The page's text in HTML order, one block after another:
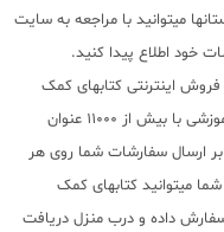
میتوانید با مراجعه به سایت
خود اطلاع پیدا کنید.
اینترنتی کتابهای کمک
آموزشی و نماینده مستقیم ناشران معتبر کمک آموزشی با بیش از 11000 عنوان
علاوه بر ارسال سفارشات شما روی هر
میتوانید کتابهای کمک
سفارش داده و درب منزل دریافت